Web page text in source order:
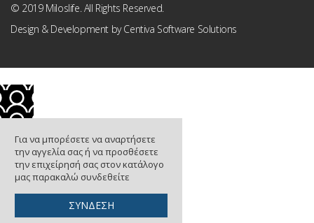
© 2019 Miloslife. All Rights Reserved.
Design & Development byCentiva Software Solutions
Για να μπορέσετε να αναρτήσετε
την αγγελία σας ή να προσθέσετε
την επιχείρησή σας στον κατάλογο
μας παρακαλώ συνδεθείτε
ΣΥΝΔΕΣΗ